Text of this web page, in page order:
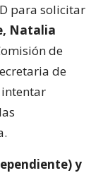
para solicitar
Natalia
de
de
intentar
y